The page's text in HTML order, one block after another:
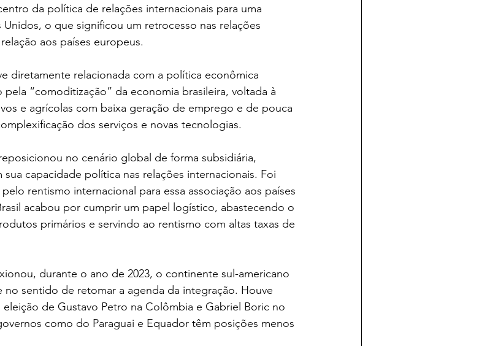
da política de relações internacionais para uma
o que significou um retrocesso nas relações
aos países europeus.
diretamente relacionada com a política econômica
“comoditização” da economia brasileira, voltada à
e agrícolas com baixa geração de emprego e de pouca
dos serviços e novas tecnologias.
no cenário global de forma subsidiária,
capacidade política nas relações internacionais. Foi
rentismo internacional para essa associação aos países
acabou por cumprir um papel logístico, abastecendo o
primários e servindo ao rentismo com altas taxas de
durante o ano de 2023, o continente sul-americano
no sentido de retomar a agenda da integração. Houve
de Gustavo Petro na Colômbia e Gabriel Boric no
como do Paraguai e Equador têm posições menos